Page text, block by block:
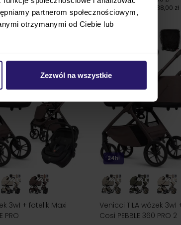
partnerom społecznościowym,
otrzymanymi od Ciebie lub
Zezwól na wszystkie
zł
ZOBACZ
najniższa cena
5 738,00 zł
3w1 + fotelik Maxi
PRO
24h!
Venicci TILA wózek 3w1
Cosi PEBBLE 360 PRO 2